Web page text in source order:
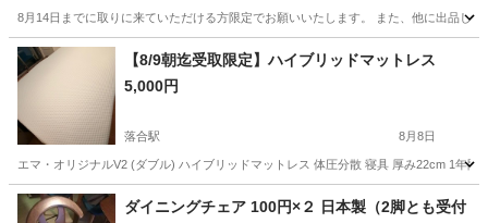
8月14日までに取りに来ていただける方限定でお願いいたします。 また、他に出品し
東京 国立市 谷保駅 ミラー/鏡 姿見
【8/9朝迄受取限定】ハイブリッドマットレス
5,000円
落合駅 8月8日
エマ・オリジナルV2 (ダブル) ハイブリッドマットレス 体圧分散 寝具 厚み22cm 1年
東京 新宿区 落合駅 寝具
ダイニングチェア 100円×２ 日本製（2脚とも受付